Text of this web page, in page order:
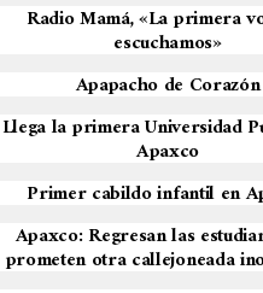
Radio Mamá, «La primera
escuchamos»
Apapacho de Corazón
Llega la primera Universidad
Apaxco
Primer cabildo infantil en
Apaxco: Regresan las
prometen otra callejoneada